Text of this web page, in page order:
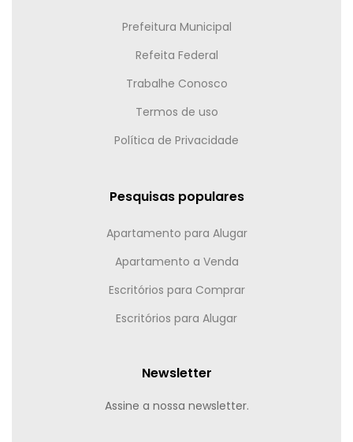
Prefeitura Municipal
Refeita Federal
Trabalhe Conosco
Termos de uso
Política de Privacidade
Pesquisas populares
Apartamento para Alugar
Apartamento a Venda
Escritórios para Comprar
Escritórios para Alugar
Newsletter
Assine a nossa newsletter.